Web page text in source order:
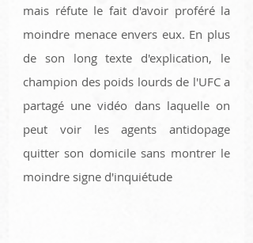
mais réfute le fait d'avoir proféré la
moindre menace envers eux. En plus
de son long texte d'explication, le
champion des poids lourds de l'UFC a
partagé une vidéo dans laquelle on
peut voir les agents antidopage
quitter son domicile sans montrer le
moindre signe d'inquiétude